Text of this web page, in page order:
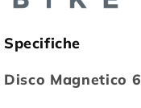
Specifiche
Disco Magnetico 6